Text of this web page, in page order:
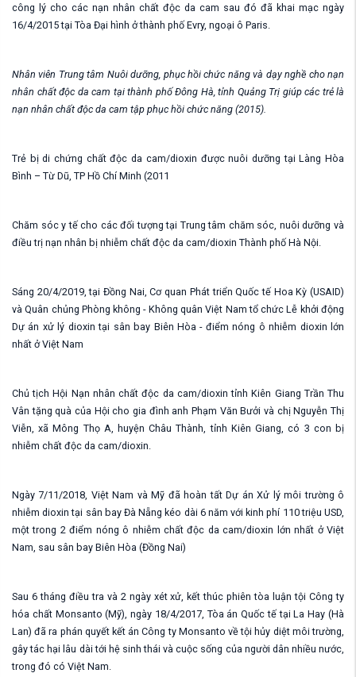
công lý cho các nạn nhân chất độc da cam sau đó đã khai mạc ngày
16/4/2015 tại Tòa Đại hình ở thành phố Evry, ngoại ô Paris.
Nhân viên Trung tâm Nuôi dưỡng, phục hồi chức năng và dạy nghề cho nạn
nhân chất độc da cam tại thành phố Đông Hà, tỉnh Quảng Trị giúp các trẻ là
nạn nhân chất độc da cam tập phục hồi chức năng (2015).
Trẻ bị di chứng chất độc da cam/dioxin được nuôi dưỡng tại Làng Hòa
Bình – Từ Dũ, TP Hồ Chí Minh (2011
Chăm sóc y tế cho các đối tượng tại Trung tâm chăm sóc, nuôi dưỡng và
điều trị nạn nhân bị nhiễm chất độc da cam/dioxin Thành phố Hà Nội.
Sáng 20/4/2019, tại Đồng Nai, Cơ quan Phát triển Quốc tế Hoa Kỳ (USAID)
và Quân chủng Phòng không - Không quân Việt Nam tổ chức Lễ khởi động
Dự án xử lý dioxin tại sân bay Biên Hòa - điểm nóng ô nhiễm dioxin lớn
nhất ở Việt Nam
Chủ tịch Hội Nạn nhân chất độc da cam/dioxin tỉnh Kiên Giang Trần Thu
Vân tặng quà của Hội cho gia đình anh Phạm Văn Bưởi và chị Nguyễn Thị
Viễn, xã Mông Thọ A, huyện Châu Thành, tỉnh Kiên Giang, có 3 con bị
nhiễm chất độc da cam/dioxin.
Ngày 7/11/2018, Việt Nam và Mỹ đã hoàn tất Dự án Xử lý môi trường ô
nhiễm dioxin tại sân bay Đà Nẵng kéo dài 6 năm với kinh phí 110 triệu USD,
một trong 2 điểm nóng ô nhiễm chất độc da cam/dioxin lớn nhất ở Việt
Nam, sau sân bay Biên Hòa (Đồng Nai)
Sau 6 tháng điều tra và 2 ngày xét xử, kết thúc phiên tòa luận tội Công ty
hóa chất Monsanto (Mỹ), ngày 18/4/2017, Tòa án Quốc tế tại La Hay (Hà
Lan) đã ra phán quyết kết án Công ty Monsanto về tội hủy diệt môi trường,
gây tác hại lâu dài tới hệ sinh thái và cuộc sống của người dân nhiều nước,
trong đó có Việt Nam.